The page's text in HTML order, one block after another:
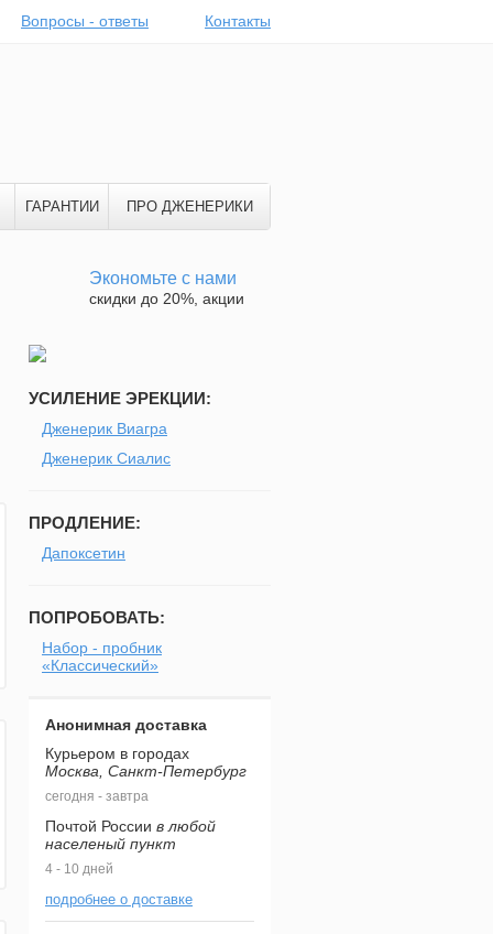
Вопросы - ответы Контакты
ГАРАНТИИ ПРО ДЖЕНЕРИКИ
Экономьте с нами
скидки до 20%, акции
УСИЛЕНИЕ ЭРЕКЦИИ:
Дженерик Виагра
Дженерик Сиалис
ПРОДЛЕНИЕ:
Дапоксетин
ПОПРОБОВАТЬ:
Набор - пробник
«Классический»
Анонимная доставка
Курьером в городах
Москва, Санкт-Петербург
сегодня - завтра
Почтой России в любой
населеный пункт
4 - 10 дней
подробнее о доставке